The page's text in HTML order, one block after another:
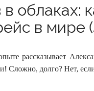
в облаках:
в мире
рассказывает
Сложно, долго? Нет,